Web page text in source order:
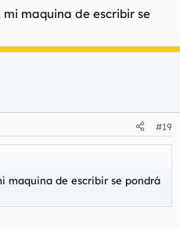
maquina de escribir se
#19
maquina de escribir se pondrá